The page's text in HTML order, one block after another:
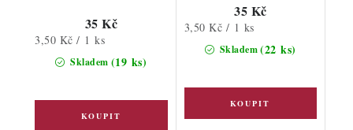
Skladem (19 ks)
35 Kč
Měrná
cena:
3,50 Kč / 1 ks
Skladem(22 ks)
35 Kč
Měrná
cena:
3,50 Kč / 1 ks